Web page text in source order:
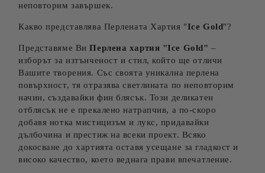
неповторим завършек.
Какво представлява Перлената Хартия "Ice Gold"?
Представяме ВиПерлена хартия "Ice Gold" –
изборът за изтънченост и стил, който ще отличи
Вашите творения. Със своята уникална перлена
повърхност, тя отразява светлината по неповторим
начин, създавайки фин блясък. Този деликатен
отблясък не е прекалено натрапчив, а по-скоро
добавя нотка мистицизъм и лукс, придавайки
дълбочина и престиж на всеки проект. Всяко
докосване до хартията оставя усещане за гладкост и
високо качество, което веднага прави впечатление.